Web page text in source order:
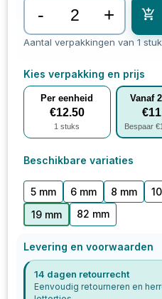
- +
Aantal verpakkingen van 1
Kies verpakking en prijs
Per eenheid
€12.50
1 stuks
Vanaf 2
€
Bespaar €
Beschikbare variaties
5 mm 6 mm 8 mm
19 mm
82 mm
Levering en voorwaarden
14 dagen retourrecht
Eenvoudig retourneren en